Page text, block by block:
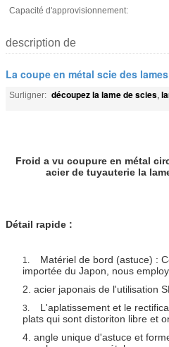
Capacité d'approvisionnement:
description de
La coupe en métal scie des lames
Surligner: découpez la lame de scies,
Froid a vu coupure en métal
acier de tuyauterie la
Détail rapide :
1. Matériel de bord (astuce) :
importée du Japon, nous
2. acier japonais de l'utilisation
3. L'aplatissement et le
plats qui sont distoriton libre et
4. angle unique d'astuce et